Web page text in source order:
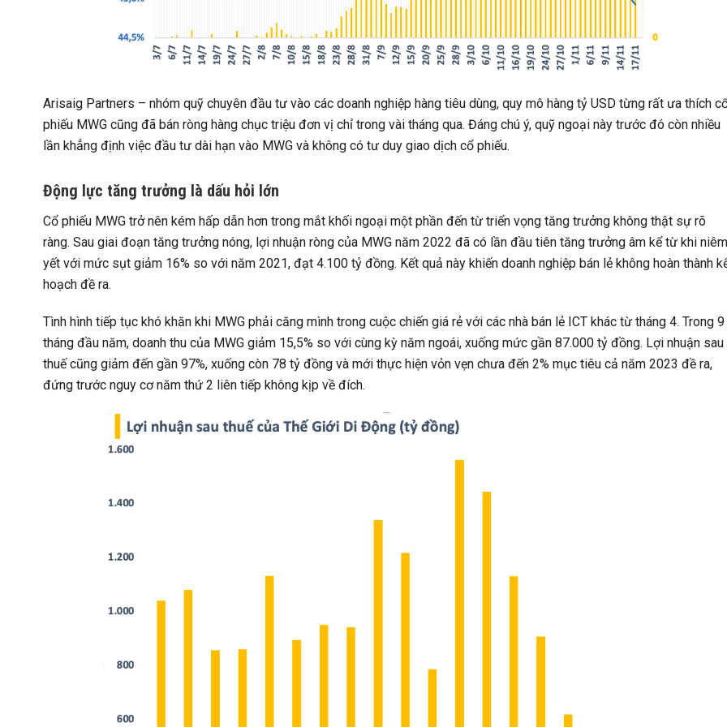
Arisaig Partners – nhóm quỹ chuyên đầu tư vào các doanh nghiệp hàng tiêu dùng, quy mô hàng tỷ USD từng rất ưa thích
phiếu MWG cũng đã bán ròng hàng chục triệu đơn vị chỉ trong vài tháng qua. Đáng chú ý, quỹ ngoại này trước đó còn nhiều
lần khẳng định việc đầu tư dài hạn vào MWG và không có tư duy giao dịch cổ phiếu.
Động lực tăng trưởng là dấu hỏi lớn
Cổ phiếu MWG trở nên kém hấp dẫn hơn trong mắt khối ngoại một phần đến từ triển vọng tăng trưởng không thật sự rõ
ràng. Sau giai đoạn tăng trưởng nóng, lợi nhuận ròng của MWG năm 2022 đã có lần đầu tiên tăng trưởng âm kể từ khi niêm
yết với mức sụt giảm 16% so với năm 2021, đạt 4.100 tỷ đồng. Kết quả này khiến doanh nghiệp bán lẻ không hoàn thành
hoạch đề ra.
Tình hình tiếp tục khó khăn khi MWG phải căng mình trong cuộc chiến giá rẻ với các nhà bán lẻ ICT khác từ tháng 4. Trong 9
tháng đầu năm, doanh thu của MWG giảm 15,5% so với cùng kỳ năm ngoái, xuống mức gần 87.000 tỷ đồng. Lợi nhuận sau
thuế cũng giảm đến gần 97%, xuống còn 78 tỷ đồng và mới thực hiện vỏn vẹn chưa đến 2% mục tiêu cả năm 2023 đề ra,
đứng trước nguy cơ năm thứ 2 liên tiếp không kịp về đích.